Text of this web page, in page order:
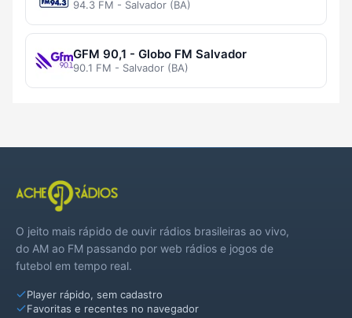
94.3 FM - Salvador (BA)
GFM 90,1 - Globo FM Salvador
90.1 FM - Salvador (BA)
O jeito mais rápido de ouvir rádios brasileiras ao vivo,
do AM ao FM passando por web rádios e jogos de
futebol em tempo real.
Player rápido, sem cadastro
Favoritas e recentes no navegador